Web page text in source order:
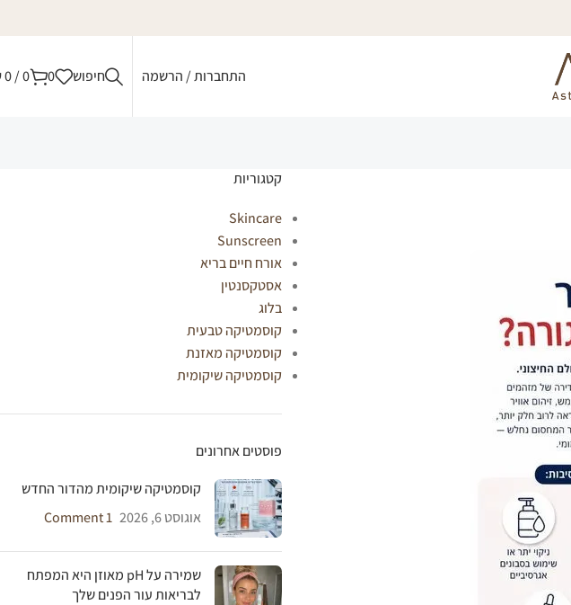
התחברות / הרשמה חיפוש 0
0
/
0
קטגוריות
Skincare
Sunscreen
אורח חיים בריא
אסטקסנטין
בלוג
קוסמטיקה טבעית
קוסמטיקה מאזנת
קוסמטיקה שיקומית
פוסטים אחרונים
קוסמטיקה שיקומית מהדור החדש
אוגוסט 6, 2026
1 Comment
שמירה על pH מאוזן היא המפתח
לבריאות עור הפנים שלך